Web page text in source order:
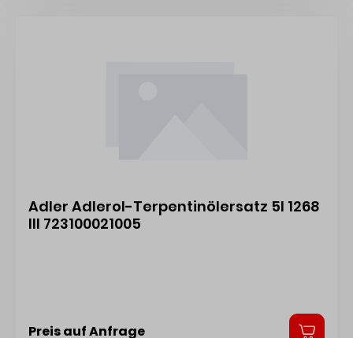
Adler Adlerol-Terpentinölersatz 5l 1268
III 723100021005
Preis auf Anfrage